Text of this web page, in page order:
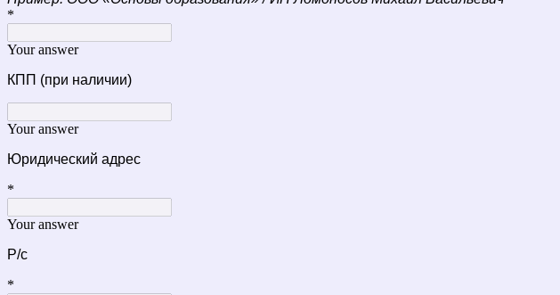
*
Your answer
КПП (при наличии)
Your answer
Юридический адрес
*
Your answer
Р/с
*